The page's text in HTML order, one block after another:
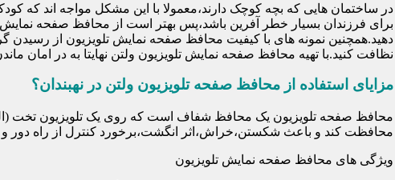
در ساختمان هایی که بچه کوچک دارند،معمولا با این مشکل مواجه اند که
برای فرزندان بسیار خطر آفرین باشد،پس بهتر است از محافظ صفحه نمایش
دهید.همچنین نمونه های با کیفیت محافظ صفحه نمایش تلویزیون از رسیدن
نظافت کنید.با تهیه محافظ صفحه نمایش تلویزیون ولتن نهایتا به در
مزایای استفاده از محافظ صفحه تلویزیون ولتن در نهبندان؟
محافظت کند و باعث شکستن،خراش،اثر انگشت،برخورد کنترل از راه دور و
ویژگی های محافظ صفحه نمایش تلویزیون